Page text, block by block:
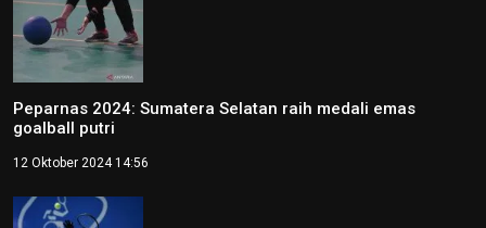
Peparnas 2024: Sumatera Selatan raih medali emas
goalball putri
12 Oktober 2024 14:56